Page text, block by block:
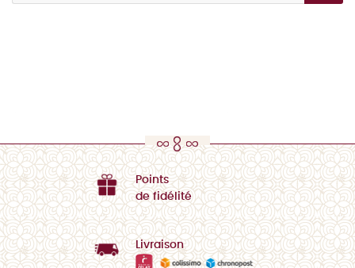
Points
de fidélité
Livraison